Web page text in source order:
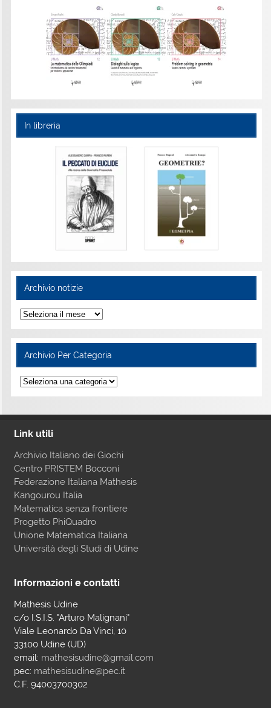
In libreria
Archivio notizie
Archivio Per Categoria
Link utili
Archivio Italiano dei Giochi
Centro PRISTEM Bocconi
Federazione Italiana Mathesis
Kangourou Italia
Matematica senza frontiere
Progetto PhiQuadro
Unione Matematica Italiana
Università degli Studi di Udine
Informazioni e contatti
Mathesis Udine
c/o I.S.I.S. "Arturo Malignani"
Viale Leonardo Da Vinci, 10
33100 Udine (UD)
email: mathesisudine@gmail.com
pec: mathesisudine@pec.it
C.F. 94003700302